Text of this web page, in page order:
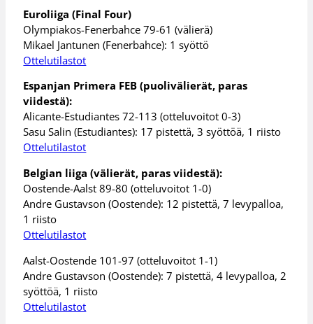
Euroliiga (Final Four)
Olympiakos-Fenerbahce 79-61 (välierä)
Mikael Jantunen (Fenerbahce): 1 syöttö
Ottelutilastot
Espanjan Primera FEB (puolivälierät, paras
viidestä):
Alicante-Estudiantes 72-113 (otteluvoitot 0-3)
Sasu Salin (Estudiantes): 17 pistettä, 3 syöttöä, 1 riisto
Ottelutilastot
Belgian liiga (välierät, paras viidestä):
Oostende-Aalst 89-80 (otteluvoitot 1-0)
Andre Gustavson (Oostende): 12 pistettä, 7 levypalloa,
1 riisto
Ottelutilastot
Aalst-Oostende 101-97 (otteluvoitot 1-1)
Andre Gustavson (Oostende): 7 pistettä, 4 levypalloa, 2
syöttöä, 1 riisto
Ottelutilastot